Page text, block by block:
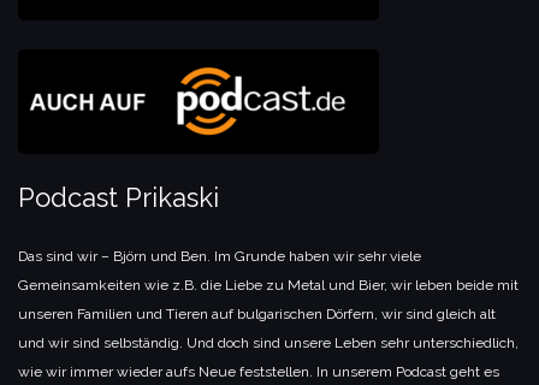
Podcast Prikaski
Das sind wir – Björn und Ben. Im Grunde haben wir sehr viele
Gemeinsamkeiten wie z.B. die Liebe zu Metal und Bier, wir leben beide mit
unseren Familien und Tieren auf bulgarischen Dörfern, wir sind gleich alt
und wir sind selbständig. Und doch sind unsere Leben sehr unterschiedlich,
wie wir immer wieder aufs Neue feststellen. In unserem Podcast geht es